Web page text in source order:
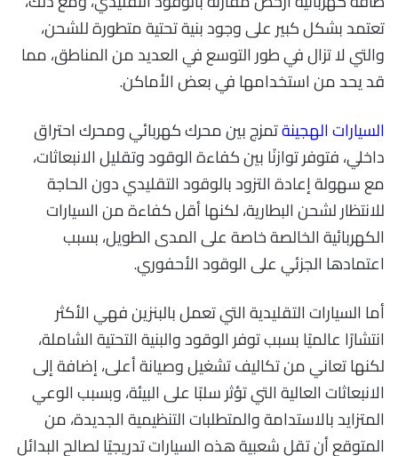
تعتمد بشكل كبير على وجود بنية تحتية متطورة للشحن،
والتي لا تزال في طور التوسع في العديد من المناطق، مما
قد يحد من استخدامها في بعض الأماكن.
السيارات الهجينةتمزج بين محرك كهربائي ومحرك احتراق
داخلي، فتوفر توازنًا بين كفاءة الوقود وتقليل الانبعاثات،
مع سهولة إعادة التزود بالوقود التقليدي دون الحاجة
للانتظار لشحن البطارية، لكنها أقل كفاءة من السيارات
الكهربائية الخالصة خاصة على المدى الطويل، بسبب
اعتمادها الجزئي على الوقود الأحفوري.
أما السيارات التقليدية التي تعمل بالبنزين فهي الأكثر
انتشارًا عالميًا بسبب توفر الوقود والبنية التحتية الشاملة،
لكنها تعاني من تكاليف تشغيل وصيانة أعلى، إضافة إلى
الانبعاثات العالية التي تؤثر سلبًا على البيئة، وبسبب الوعي
المتزايد بالاستدامة والمتطلبات التنظيمية الجديدة، من
المتوقع أن تقل شعبية هذه السيارات تدريجيًا لصالح البدائل